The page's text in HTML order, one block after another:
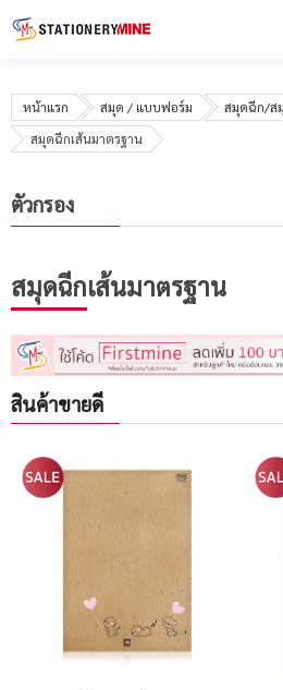
หน้าแรก สมุด / แบบฟอร์ม
สมุดฉีก/ส
สมุดฉีกเส้นมาตรฐาน
สมุดฉีกเส้นมาตรฐาน
สินค้าขายดี
ตัวกรอง